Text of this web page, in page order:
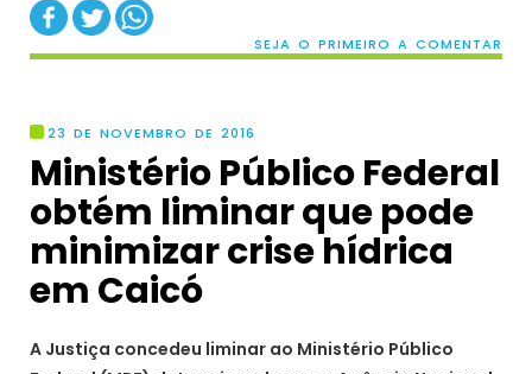
SEJA O PRIMEIRO A COMENTAR
23 DE NOVEMBRO DE 2016
Ministério Público Federal
obtém liminar que pode
minimizar crise hídrica
em Caicó
A Justiça concedeu liminar ao Ministério Público